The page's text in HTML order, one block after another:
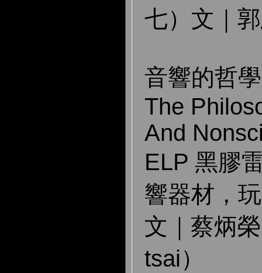
七）文｜
音響的哲
The
And
ELP 黑膠
響器材，
文｜蔡炳
tsai）